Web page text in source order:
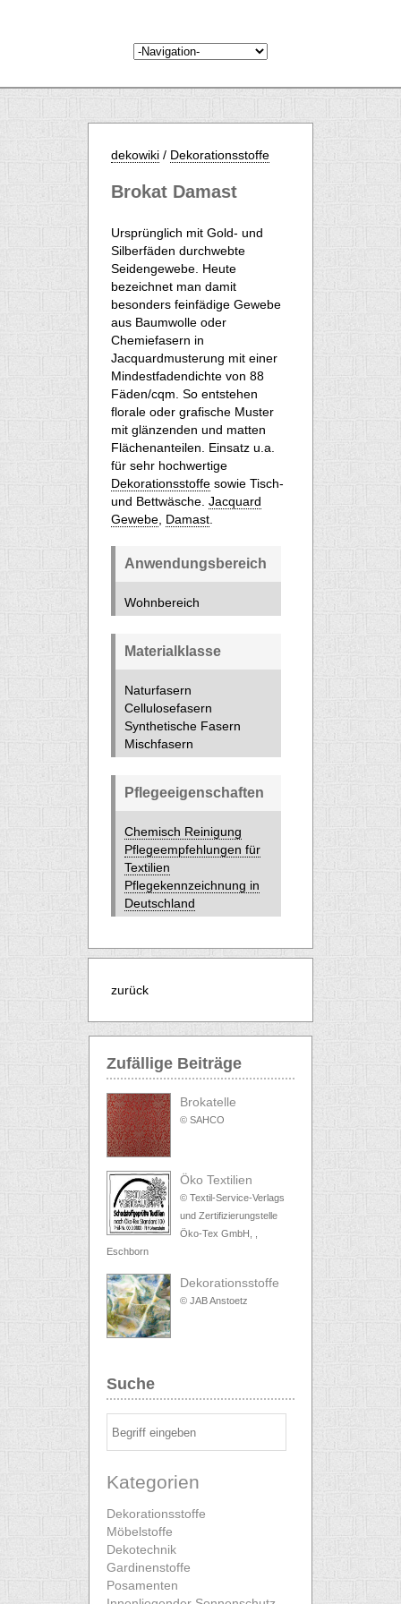
dekowiki / Dekorationsstoffe
Brokat Damast
Ursprünglich mit Gold- und
Silberfäden durchwebte
Seidengewebe. Heute
bezeichnet man damit
besonders feinfädige Gewebe
aus Baumwolle oder
Chemiefasern in
Jacquardmusterung mit einer
Mindestfadendichte von 88
Fäden/cqm. So entstehen
florale oder grafische Muster
mit glänzenden und matten
Flächenanteilen. Einsatz u.a.
für sehr hochwertige
Dekorationsstoffe sowie Tisch-
und Bettwäsche. Jacquard
Gewebe Damast
Anwendungsbereich
Wohnbereich
Materialklasse
Naturfasern
Cellulosefasern
Synthetische Fasern
Mischfasern
Pflegeeigenschaften
Chemisch Reinigung
Pflegeempfehlungen für
Textilien
Pflegekennzeichnung in
Deutschland
zurück
Zufällige Beiträge
Brokatelle
© SAHCO
Öko Textilien
© Textil-Service-Verlags
und Zertifizierungstelle
Öko-Tex GmbH, ,
Eschborn
Dekorationsstoffe
© JAB Anstoetz
Suche
Kategorien
Dekorationsstoffe
Möbelstoffe
Dekotechnik
Gardinenstoffe
Posamenten